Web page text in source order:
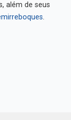
além de seus
.